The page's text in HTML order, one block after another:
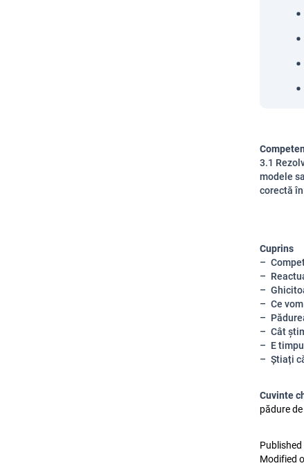
3.1
modele
corectă
Cuprins
Ce
Cât
E
Știați
Cuvinte
pădure
Modified